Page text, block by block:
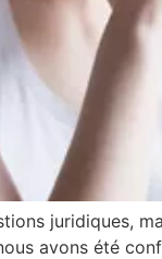
juridiques,
avons été